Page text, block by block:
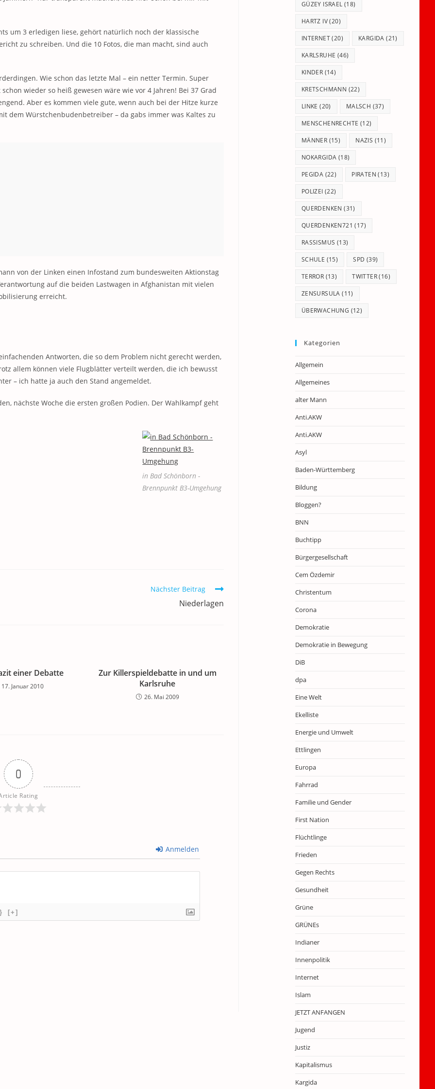
um 3 erledigen liese, gehört natürlich noch der klassische
zu schreiben. Und die 10 Fotos, die man macht, sind auch
Wie schon das letzte Mal – ein netter Termin. Super
wieder so heiß gewesen wäre wie vor 4 Jahren! Bei 37 Grad
Aber es kommen viele gute, wenn auch bei der Hitze kurze
dem Würstchenbudenbetreiber – da gabs immer was Kaltes zu
von der Linken einen Infostand zum bundesweiten Aktionstag
auf die beiden Lastwagen in Afghanistan mit vielen
erreicht.
Antworten, die so dem Problem nicht gerecht werden,
allem können viele Flugblätter verteilt werden, die ich bewusst
– ich hatte ja auch den Stand angemeldet.
nächste Woche die ersten großen Podien. Der Wahlkampf geht
in Bad Schönborn -
Brennpunkt B3-Umgehung
Nächster Beitrag
Niederlagen
einer Debatte
17. Januar 2010
Zur Killerspieldebatte in und um
Karlsruhe
26. Mai 2009
0
Rating
Anmelden
[+]
GÜZEY ISRAEL (18)
HARTZ IV(20)
INTERNET(20) KARGIDA (21)
KARLSRUHE (46)
KINDER (14)
KRETSCHMANN (22)
LINKE (20) MALSCH (37)
MENSCHENRECHTE (12)
MÄNNER (15) NAZIS (11)
NOKARGIDA (18)
PEGIDA (22) PIRATEN (13)
POLIZEI (22)
QUERDENKEN (31)
QUERDENKEN721 (17)
RASSISMUS (13)
SCHULE (15) SPD (39)
TERROR (13) TWITTER(16)
ZENSURSULA (11)
ÜBERWACHUNG (12)
Kategorien
Allgemein
Allgemeines
alter Mann
Anti.AKW
Anti.AKW
Asyl
Baden-Württemberg
Bildung
Bloggen?
BNN
Buchtipp
Bürgergesellschaft
Cem Özdemir
Christentum
Corona
Demokratie
Demokratie in Bewegung
DiB
dpa
Eine Welt
Ekelliste
Energie und Umwelt
Ettlingen
Europa
Fahrrad
Familie und Gender
First Nation
Flüchtlinge
Frieden
Gegen Rechts
Gesundheit
Grüne
GRÜNEs
Indianer
Innenpolitik
Internet
Islam
JETZT ANFANGEN
Jugend
Justiz
Kapitalismus
Kargida